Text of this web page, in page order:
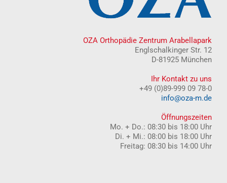
OZA Orthopädie Zentrum Arabellapark
Englschalkinger Str. 12
D-81925 München
Ihr Kontakt zu uns
+49 (0)89-999 09 78-0
info@oza-m.de
Öffnungszeiten
Mo. + Do.: 08:30 bis 18:00 Uhr
Di. + Mi.: 08:00 bis 18:00 Uhr
Freitag: 08:30 bis 14:00 Uhr